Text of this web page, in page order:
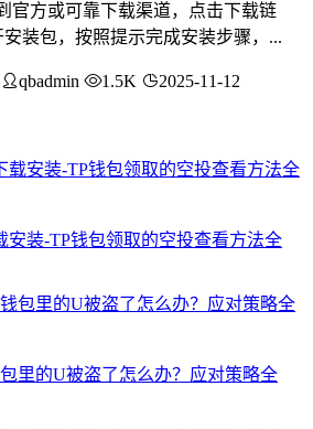
官方或可靠下载渠道，点击下载链
装包，按照提示完成安装步骤，...
qbadmin 1.5K 2025-11-12
安装-TP钱包领取的空投查看方法全
里的U被盗了怎么办？应对策略全